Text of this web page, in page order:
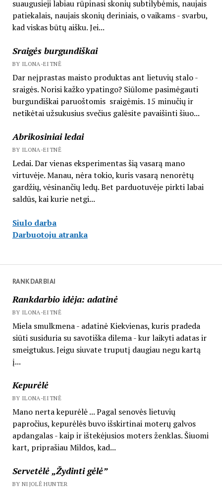
suaugusieji labiau rūpinasi skonių subtilybėmis, naujais
patiekalais, naujais skonių deriniais, o vaikams - svarbu,
kad viskas būtų aišku. Jei...
Sraigės burgundiškai
BY ILONA-EITNĖ
Dar neįprastas maisto produktas ant lietuvių stalo -
sraigės. Norisi kažko ypatingo? Siūlome pasimėgauti
burgundiškai paruoštomis sraigėmis. 15 minučių ir
netikėtai užsukusius svečius galėsite pavaišinti šiuo...
Abrikosiniai ledai
BY ILONA-EITNĖ
Ledai. Dar vienas eksperimentas šią vasarą mano
virtuvėje. Manau, nėra tokio, kuris vasarą nenorėtų
gardžių, vėsinančių ledų. Bet parduotuvėje pirkti labai
saldūs, kai kurie netgi...
Siulo darba
Darbuotoju atranka
RANKDARBIAI
Rankdarbio idėja: adatinė
BY ILONA-EITNĖ
Miela smulkmena - adatinė Kiekvienas, kuris pradeda
siūti susiduria su savotiška dilema - kur laikyti adatas ir
smeigtukus. Jeigu siuvate truputį daugiau negu kartą
į...
Kepurėlė
BY ILONA-EITNĖ
Mano nerta kepurėlė ... Pagal senovės lietuvių
papročius, kepurėlės buvo išskirtinai moterų galvos
apdangalas - kaip ir ištekėjusios moters ženklas. Šiuomi
kart, priprašiau Mildos, kad...
Servetėlė „Žydinti gėlė”
BY NIJOLĖ HUNTER